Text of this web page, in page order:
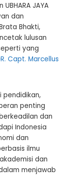
JAYA
dan
Bhakti,
lulusan
yang
Capt. Marcellus
pendidikan,
penting
dan
Indonesia
dan
ilmu
dan
menjawab